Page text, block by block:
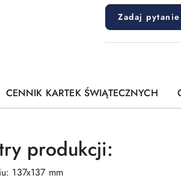
Zadaj pytanie
CENNIK KARTEK ŚWIĄTECZNYCH
produkcji:
137x137 mm